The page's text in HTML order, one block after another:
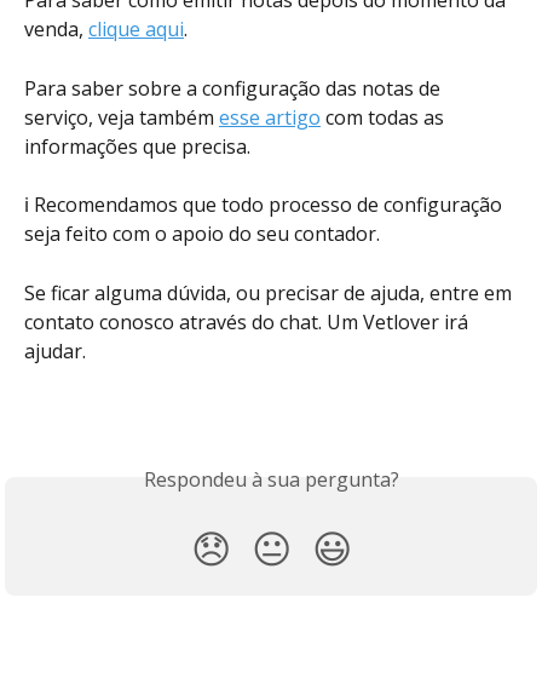
venda, clique aqui.
Para saber sobre a configuração das notas de
serviço, veja também esse artigo com todas as
informações que precisa.
ℹ️ Recomendamos que todo processo de configuração
seja feito com o apoio do seu contador.
Se ficar alguma dúvida, ou precisar de ajuda, entre em
contato conosco através do chat. Um Vetlover irá
ajudar.
Respondeu à sua pergunta?
😞 😐 😃